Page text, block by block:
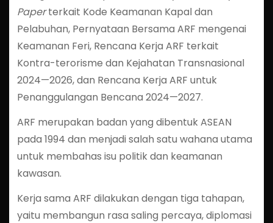
Paperterkait Kode Keamanan Kapal dan
Pelabuhan, Pernyataan Bersama ARF mengenai
Keamanan Feri, Rencana Kerja ARF terkait
Kontra-terorisme dan Kejahatan Transnasional
2024—2026, dan Rencana Kerja ARF untuk
Penanggulangan Bencana 2024—2027.
ARF merupakan badan yang dibentuk ASEAN
pada 1994 dan menjadi salah satu wahana utama
untuk membahas isu politik dan keamanan
kawasan.
Kerja sama ARF dilakukan dengan tiga tahapan,
yaitu membangun rasa saling percaya, diplomasi